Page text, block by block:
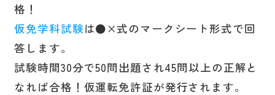
格！
仮免学科試験は●×式のマークシート形式で回
答します。
試験時間30分で50問出題され45問以上の正解と
なれば合格！仮運転免許証が発行されます。